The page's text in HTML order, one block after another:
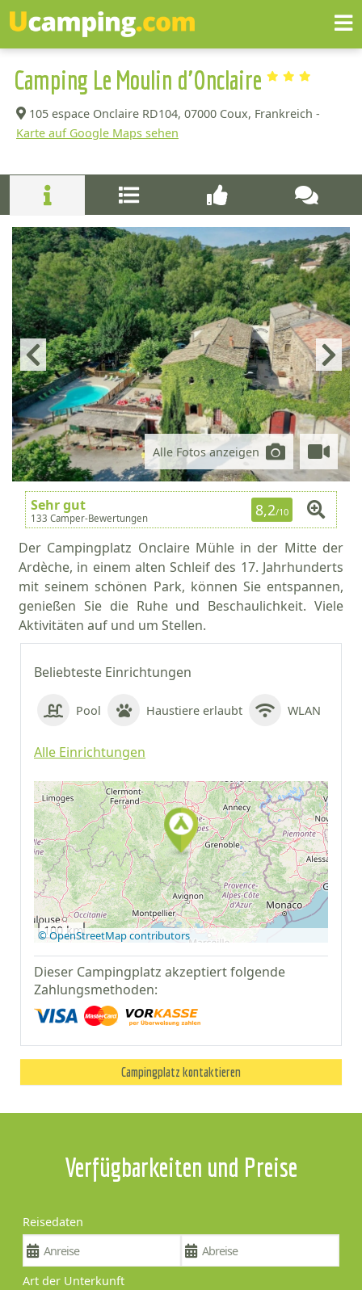
Camping Le Moulin d'Onclaire
105 espace Onclaire RD104, 07000 Coux, Frankreich -
Karte auf Google Maps sehen
Beliebteste Einrichtungen
Pool Haustiere erlaubt WLAN
Alle Einrichtungen
Auf Google Maps
anzeigen
100 km
© OpenStreetMap contributors
Dieser Campingplatz akzeptiert folgende
Zahlungsmethoden:
Campingplatz kontaktieren
Alle Fotos anzeigen
Sehr gut
133 Camper-Bewertungen 8,2/10
Der Campingplatz Onclaire Mühle in der Mitte der
Ardèche, in einem alten Schleif des 17. Jahrhunderts
mit seinem schönen Park, können Sie entspannen,
genießen Sie die Ruhe und Beschaulichkeit. Viele
Aktivitäten auf und um Stellen.
Verfügbarkeiten und Preise
Reisedaten
Art der Unterkunft